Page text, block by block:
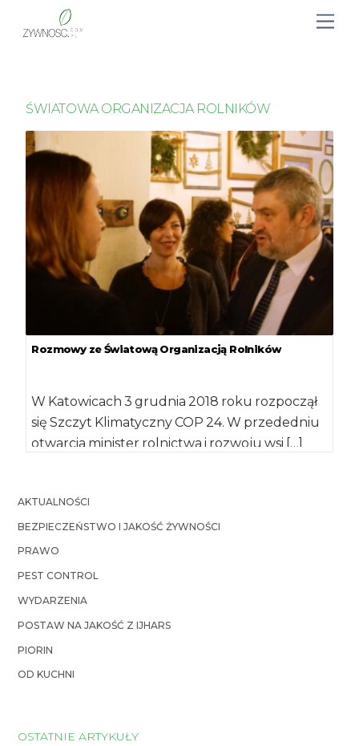
ŚWIATOWA ORGANIZACJA ROLNIKÓW
Rozmowy ze Światową Organizacją Rolników
W Katowicach 3 grudnia 2018 roku rozpoczął
się Szczyt Klimatyczny COP 24. W przededniu
otwarcia minister rolnictwa i rozwoju wsi […]
AKTUALNOŚCI
BEZPIECZEŃSTWO I JAKOŚĆ ŻYWNOŚCI
PRAWO
PEST CONTROL
WYDARZENIA
POSTAW NA JAKOŚĆ Z IJHARS
PIORIN
OD KUCHNI
OSTATNIE ARTYKUŁY